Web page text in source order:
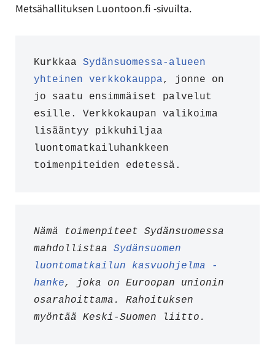
Metsähallituksen Luontoon.fi -sivuilta.
Kurkkaa Sydänsuomessa-alueen
yhteinen verkkokauppa, jonne on
jo saatu ensimmäiset palvelut
esille. Verkkokaupan valikoima
lisääntyy pikkuhiljaa
luontomatkailuhankkeen
toimenpiteiden edetessä.
Nämä toimenpiteet Sydänsuomessa
mahdollistaa Sydänsuomen
luontomatkailun kasvuohjelma -
hanke, joka on Euroopan unionin
osarahoittama. Rahoituksen
myöntää Keski-Suomen liitto.